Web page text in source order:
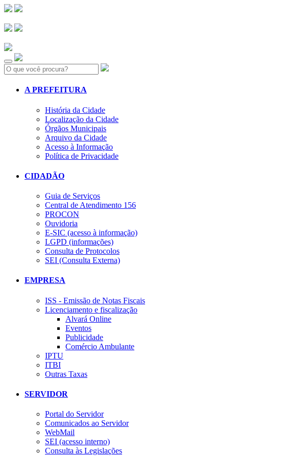
Search:
A PREFEITURA
História da Cidade
Localização da Cidade
Órgãos Municipais
Arquivo da Cidade
Acesso à Informação
Política de Privacidade
CIDADÃO
Guia de Serviços
Central de Atendimento 156
PROCON
Ouvidoria
E-SIC (acesso à informação)
LGPD (informações)
Consulta de Protocolos
SEI (Consulta Externa)
EMPRESA
ISS - Emissão de Notas Fiscais
Licenciamento e fiscalização
Alvará Online
Eventos
Publicidade
Comércio Ambulante
IPTU
ITBI
Outras Taxas
SERVIDOR
Portal do Servidor
Comunicados ao Servidor
WebMail
SEI (acesso interno)
Consulta às Legislações